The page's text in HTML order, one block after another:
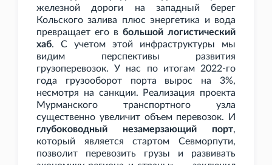
железной дороги на западный берег
Кольского залива плюс энергетика и вода
превращает его в большой логистический
хаб. С учетом этой инфраструктуры мы
видим перспективы развития
грузоперевозок. У нас по итогам 2022-го
года грузооборот порта вырос на 3%,
несмотря на санкции. Реализация проекта
Мурманского транспортного узла
существенно увеличит объем перевозок. И
глубоководный незамерзающий порт,
который является стартом Севморпути,
позволит перевозить грузы и развивать